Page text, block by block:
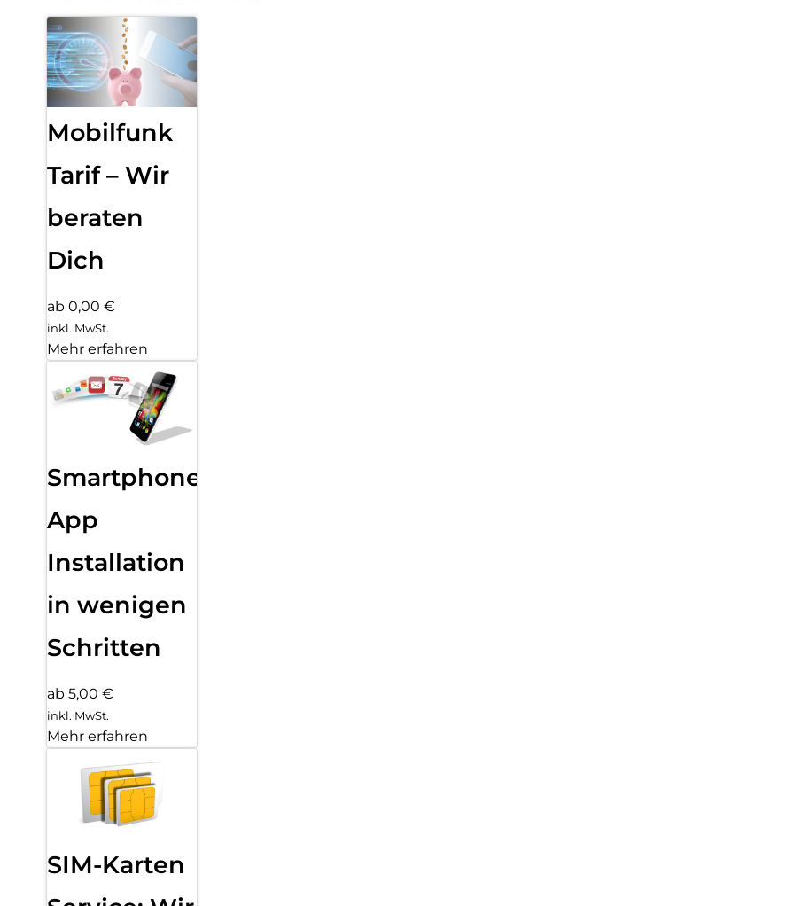
Mobilfunk
Tarif – Wir
beraten
Dich
ab 0,00 €
inkl. MwSt.
Mehr erfahren
Smartphone
App
Installation
in wenigen
Schritten
ab 5,00 €
inkl. MwSt.
Mehr erfahren
SIM-Karten